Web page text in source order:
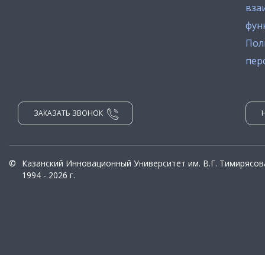
ЗАКАЗАТЬ ЗВОНОК
©
Казанский Инновационный Университет им. В.Г.
1994 - 2026 г.